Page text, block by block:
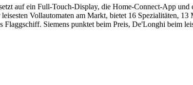
auf ein Full-Touch-Display, die Home-Connect-App
Vollautomaten am Markt, bietet 16 Spezialitäten,
Siemens punktet beim Preis, De'Longhi beim